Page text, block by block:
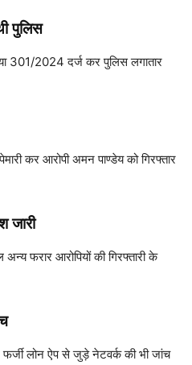
पुलिस
301/2024 दर्ज कर पुलिस लगातार
कर आरोपी अमन पाण्डेय को गिरफ्तार
जारी
फरार आरोपियों की गिरफ्तारी के
लोन ऐप से जुड़े नेटवर्क की भी जांच